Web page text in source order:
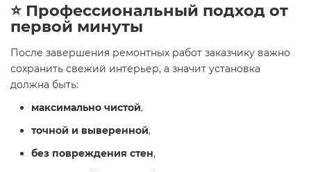
⭐ Профессиональный подход от
первой минуты
После завершения ремонтных работ заказчику важно
сохранить свежий интерьер, а значит установка
должна быть:
максимально чистой,
точной и выверенной,
без повреждения стен,